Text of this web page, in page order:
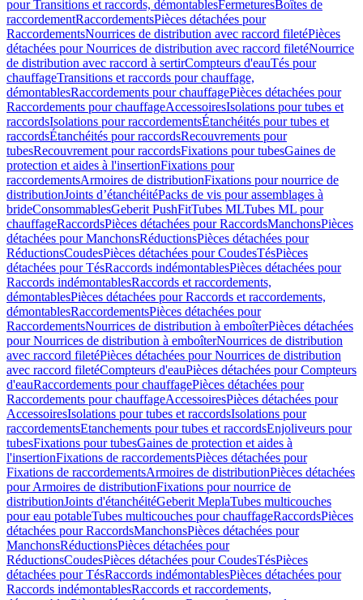
pour Transitions et raccords, démontablesFermeturesBoîtes de
raccordementRaccordementsPièces détachées pour
RaccordementsNourrices de distribution avec raccord filetéPièces
détachées pour Nourrices de distribution avec raccord filetéNourrice
de distribution avec raccord à sertirCompteurs d'eauTés pour
chauffageTransitions et raccords pour chauffage,
démontablesRaccordements pour chauffagePièces détachées pour
Raccordements pour chauffageAccessoiresIsolations pour tubes et
raccordsIsolations pour raccordementsÉtanchéités pour tubes et
raccordsÉtanchéités pour raccordsRecouvrements pour
tubesRecouvrement pour raccordsFixations pour tubesGaines de
protection et aides à l'insertionFixations pour
raccordementsArmoires de distributionFixations pour nourrice de
distributionJoints d’étanchéitéPacks de vis pour assemblages à
brideConsommablesGeberit PushFitTubes MLTubes ML pour
chauffageRaccordsPièces détachées pour RaccordsManchonsPièces
détachées pour ManchonsRéductionsPièces détachées pour
RéductionsCoudesPièces détachées pour CoudesTésPièces
détachées pour TésRaccords indémontablesPièces détachées pour
Raccords indémontablesRaccords et raccordements,
démontablesPièces détachées pour Raccords et raccordements,
démontablesRaccordementsPièces détachées pour
RaccordementsNourrices de distribution à emboîterPièces détachées
pour Nourrices de distribution à emboîterNourrices de distribution
avec raccord filetéPièces détachées pour Nourrices de distribution
avec raccord filetéCompteurs d'eauPièces détachées pour Compteurs
d'eauRaccordements pour chauffagePièces détachées pour
Raccordements pour chauffageAccessoiresPièces détachées pour
AccessoiresIsolations pour tubes et raccordsIsolations pour
raccordementsEtanchements pour tubes et raccordsEnjoliveurs pour
tubesFixations pour tubesGaines de protection et aides à
l'insertionFixations de raccordementsPièces détachées pour
Fixations de raccordementsArmoires de distributionPièces détachées
pour Armoires de distributionFixations pour nourrice de
distributionJoints d'étanchéitéGeberit MeplaTubes multicouches
pour eau potableTubes multicouches pour chauffageRaccordsPièces
détachées pour RaccordsManchonsPièces détachées pour
ManchonsRéductionsPièces détachées pour
RéductionsCoudesPièces détachées pour CoudesTésPièces
détachées pour TésRaccords indémontablesPièces détachées pour
Raccords indémontablesRaccords et raccordements,